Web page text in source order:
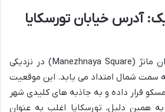
آدرس خیابان تورسکایا
خیابان تورسکایا، از میدان مانژ (Manezhnaya Square) در نزدیکی
سمت شمال امتداد می یابد. این موقعیت
قرار داده و به جاذبه های کلیدی شهر
همین دلیل، تورسکایا اغلب به عنوان